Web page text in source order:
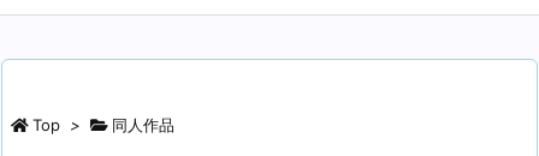
Top > 同人作品